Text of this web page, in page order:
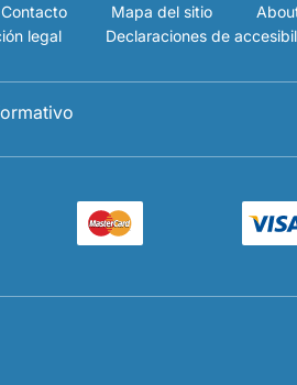
Contacto Mapa del sitio
legal Declaraciones de